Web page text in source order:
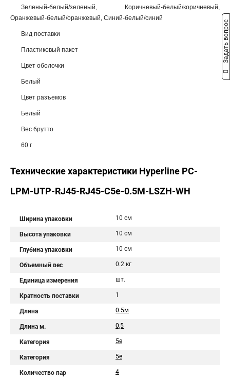
Зеленый-белый/зеленый, Коричневый-белый/коричневый,
Оранжевый-белый/оранжевый, Синий-белый/синий
Вид поставки
Пластиковый пакет
Цвет оболочки
Белый
Цвет разъемов
Белый
Вес брутто
60 г
Технические характеристики Hyperline PC-
LPM-UTP-RJ45-RJ45-C5e-0.5M-LSZH-WH
Ширина упаковки 10 см
Высота упаковки 10 см
Глубина упаковки 10 см
Объемный вес 0.2 кг
Единица измерения шт.
Кратность поставки 1
Длина 0.5м
Длина м. 0,5
Категория 5e
Категория 5е
Количество пар 4
Задать вопрос